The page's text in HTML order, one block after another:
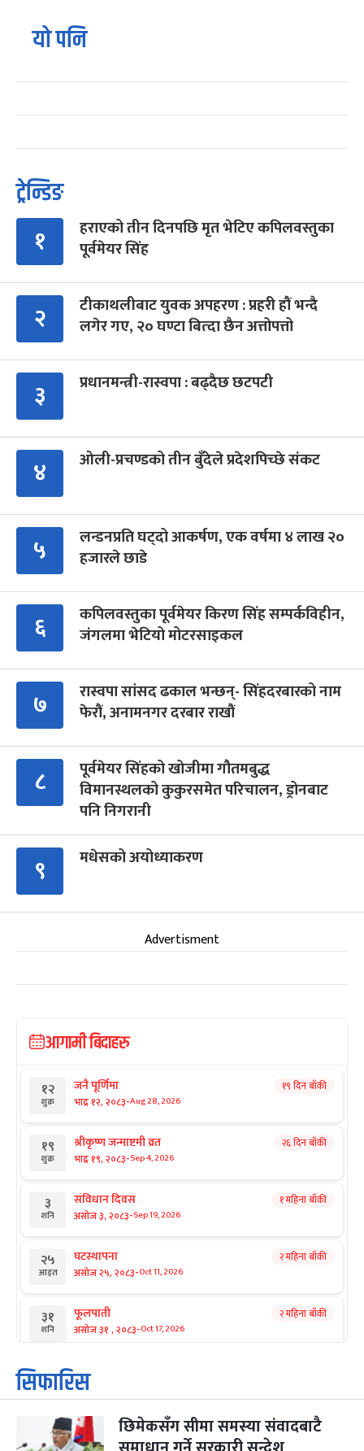
यो पनि
ट्रेन्डिङ
१
हराएको तीन दिनपछि मृत भेटिए कपिलवस्तुका
पूर्वमेयर सिंह
२
टीकाथलीबाट युवक अपहरण : प्रहरी हौं भन्दै
लगेर गए, २० घण्टा बित्दा छैन अत्तोपत्तो
३ प्रधानमन्त्री-रास्वपा : बढ्दैछ छटपटी
४ ओली-प्रचण्डको तीन बुँदेले प्रदेशपिच्छे संकट
५
लन्डनप्रति घट्दो आकर्षण, एक वर्षमा ४ लाख २०
हजारले छाडे
६
कपिलवस्तुका पूर्वमेयर किरण सिंह सम्पर्कविहीन,
जंगलमा भेटियो मोटरसाइकल
७
रास्वपा सांसद ढकाल भन्छन्- सिंहदरबारको नाम
फेरौं, अनामनगर दरबार राखौं
८
पूर्वमेयर सिंहको खोजीमा गौतमबुद्ध
विमानस्थलको कुकुरसमेत परिचालन, ड्रोनबाट
पनि निगरानी
९ मधेसको अयोध्याकरण
Advertisment
आगामी बिदाहरु
१२
शुक्र
जनै पूर्णिमा
भाद्र १२, २०८३-Aug 28, 2026
१९ दिन बाँकी
१९
शुक्र
श्रीकृष्ण जन्माष्टमी व्रत
भाद्र १९, २०८३-Sep 4, 2026
२६ दिन बाँकी
३
शनि
संविधान दिवस
असोज ३, २०८३-Sep 19, 2026
१ महिना बाँकी
२५
आइत
घटस्थापना
असोज २५, २०८३-Oct 11, 2026
२ महिना बाँकी
३१
शनि
फूलपाती
असोज ३१ , २०८३-Oct 17, 2026
२ महिना बाँकी
१
आइत
कार्तिक सङ्क्रान्ति
कार्तिक १, २०८३
३
मंगल
महानवमी
कार्तिक ३, २०८३-Oct 20, 2026
२ महिना बाँकी
सिफारिस
छिमेकसँग सीमा समस्या संवादबाटै